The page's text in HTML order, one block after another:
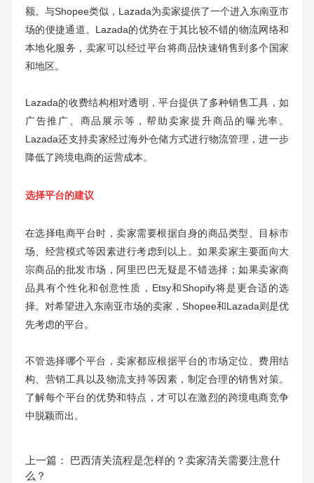
额。与Shopee类似，Lazada为卖家提供了一个进入东南亚市
场的便捷通道。Lazada的优势在于其比较不错的物流网络和
本地化服务，卖家可以经过平台将商品快速销售到多个国家
和地区。
Lazada的收费结构相对透明，平台提供了多种销售工具，如
广告推广、商品展示等，帮助卖家提升商品的曝光率。
Lazada还支持卖家经过海外仓储方式进行物流管理，进一步
降低了跨境电商的运营成本。
选择平台的建议
在选择电商平台时，卖家需要根据自身的商品类型、目标市
场、经营模式等因素进行考虑到以上。如果卖家主要面向大
宗商品的批发市场，阿里巴巴无疑是不错选择；如果卖家商
品具有个性化和创意性质，Etsy和Shopify将是更合适的选
择。对希望进入东南亚市场的卖家，Shopee和Lazada则是优
先考虑的平台。
不管选择哪个平台，卖家都应根据平台的市场定位、费用结
构、营销工具以及物流支持等因素，制定合理的销售对策。
了解每个平台的优势和特点，才可以在激烈的跨境电商竞争
中脱颖而出。
上一篇：
巴西清关流程是怎样的？卖家清关需要注意什
么？